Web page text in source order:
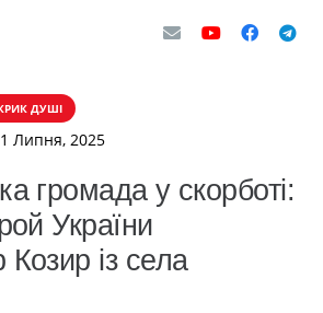
ДУШІ
1 Липня, 2025
громада у скорботі:
України
із села